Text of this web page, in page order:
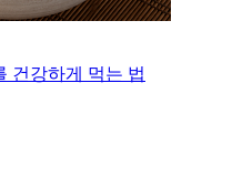
건강하게 먹는 법